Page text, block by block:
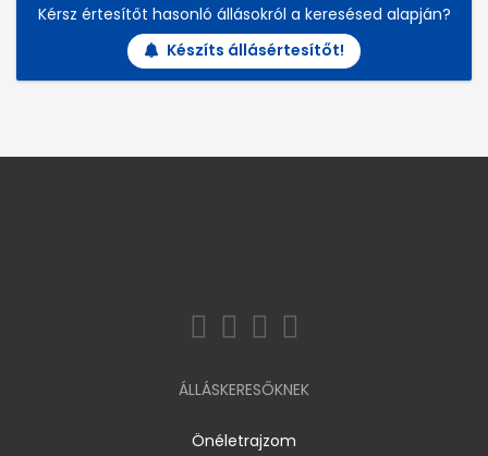
Kérsz értesítőt hasonló állásokról a keresésed alapján?
Készíts állásértesítőt!
ÁLLÁSKERESŐKNEK
Önéletrajzom